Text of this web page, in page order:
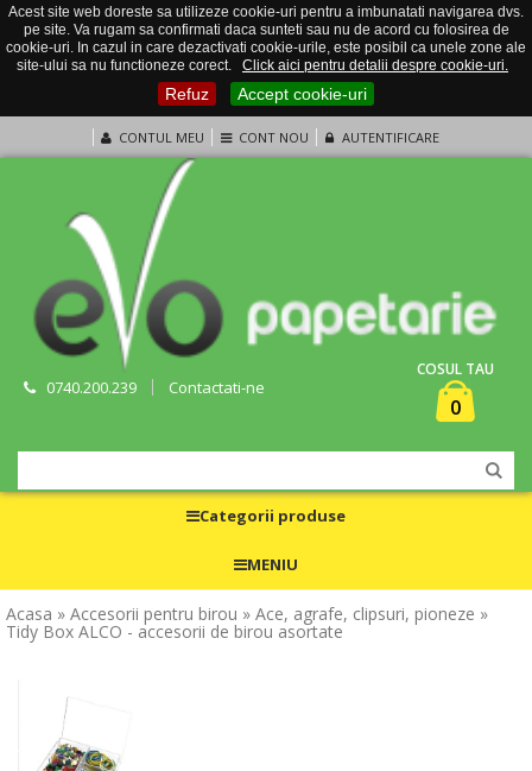
Acest site web doreste sa utilizeze cookie-uri pentru a imbunatati navigarea dvs.
pe site. Va rugam sa confirmati daca sunteti sau nu de acord cu folosirea de
cookie-uri. In cazul in care dezactivati cookie-urile, este posibil ca unele zone ale
site-ului sa nu functioneze corect.
Click aici pentru detalii despre cookie-uri.
Refuz Accept cookie-uri
CONTUL MEU CONT NOU AUTENTIFICARE
0740.200.239 Contactati-ne
COSUL TAU
0
Categorii produse
MENIU
Acasa » Accesorii pentru birou » Ace, agrafe, clipsuri, pioneze »
Tidy Box ALCO - accesorii de birou asortate